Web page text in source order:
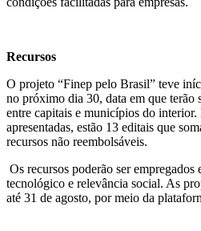
Recursos
O projeto “Finep pelo Brasil” teve
no próximo dia 30, data em que terão
entre capitais e municípios do interior.
apresentadas, estão 13 editais que
recursos não reembolsáveis.
Os recursos poderão ser
tecnológico e relevância social. As
até 31 de agosto, por meio da